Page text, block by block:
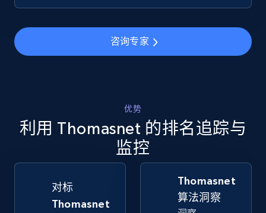
TikTok Shop - Collect TikTok shop products
5.4K+ 667+ 立即开始
TikTok Shop - discover records by shop url
URL, Title, Available, Description, Currency, Initial
咨询专家
优势
利用 Thomasnet 的排名追踪与
监控
对标
Thomasnet
Thomasnet
算法洞察